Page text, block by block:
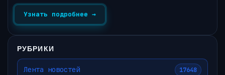
Узнать подробнее →
РУБРИКИ
Лента новостей 17648